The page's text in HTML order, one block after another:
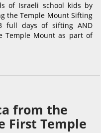
of Israeli school kids by
the Temple Mount Sifting
full days of sifting AND
Temple Mount as part of
from the
First Temple